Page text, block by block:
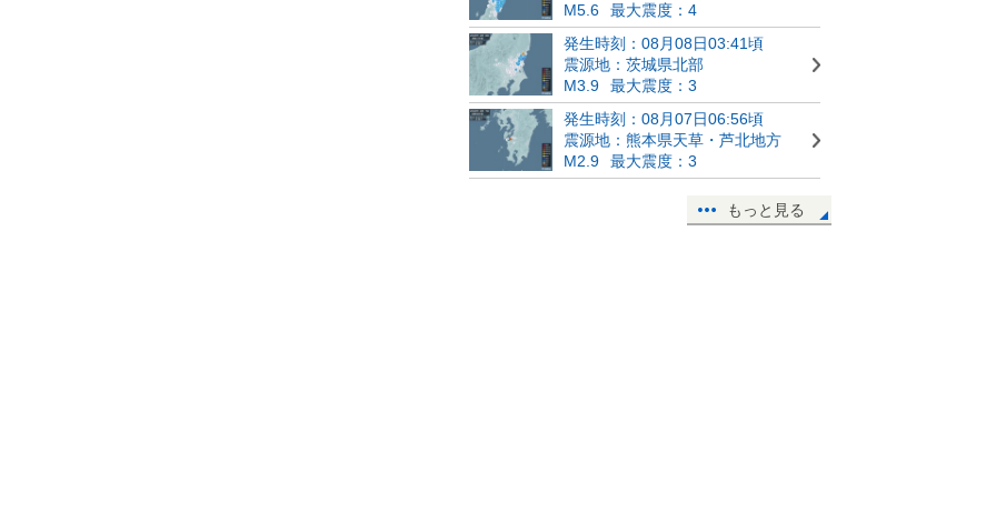
M5.6
最大震度：4
発生時刻：08月08日03:41頃
震源地：茨城県北部
M3.9
最大震度：3
発生時刻：08月07日06:56頃
震源地：熊本県天草・芦北地方
M2.9
最大震度：3
もっと見る